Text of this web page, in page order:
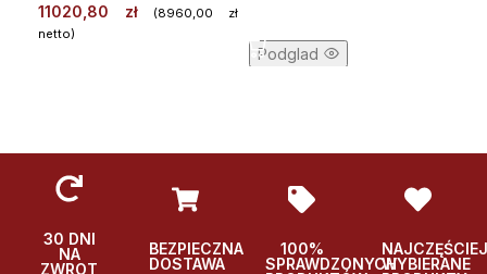
11020,80 zł (8960,00 zł
netto)
Podglad
30 DNI
NA
ZWROT
BEZPIECZNA
DOSTAWA
100%
SPRAWDZONYCH
NAJCZĘŚCIEJ
WYBIERANE